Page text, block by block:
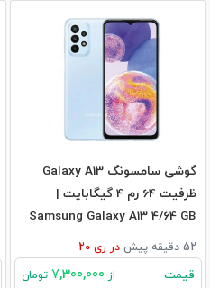
گوشی سامسونگ Galaxy A13
ظرفیت 64 رم 4 گیگابایت |
Samsung Galaxy A13 4/64 GB
52 دقیقه پیش در ری 20
قیمت از تومان